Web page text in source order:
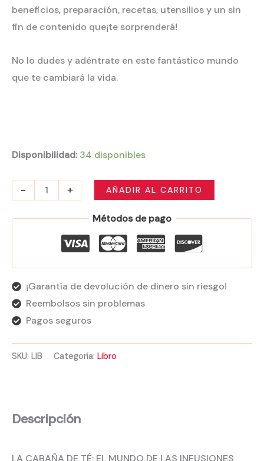
beneficios, preparación, recetas, utensiliosy un sin
fin de contenido que¡te sorprenderá!
No lo dudes y adéntrate en este fantástico mundo
que te cambiará la vida.
Disponibilidad: 34 disponibles
- + AÑADIR AL CARRITO
Métodos de pago
¡Garantía de devolución de dinero sin riesgo!
Reembolsos sin problemas
Pagos seguros
SKU: LIB Categoría: Libro
Descripción